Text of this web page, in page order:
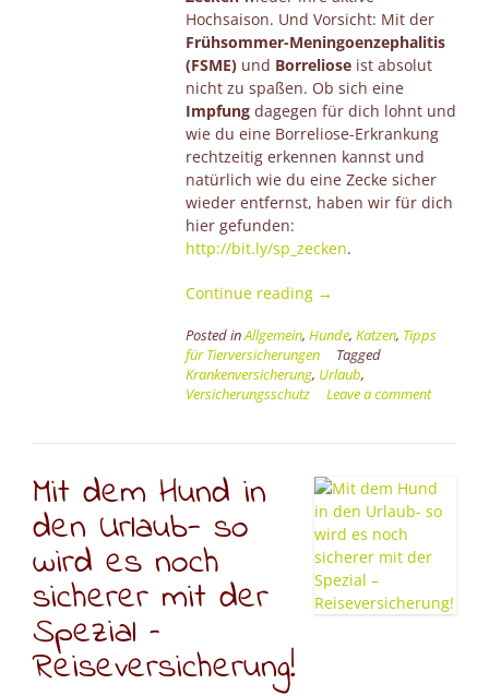
Hochsaison. Und Vorsicht: Mit der
Frühsommer-Meningoenzephalitis
(FSME)und Borrelioseist absolut
nicht zu spaßen. Ob sich eine
Impfungdagegen für dich lohnt und
wie du eine Borreliose-Erkrankung
rechtzeitig erkennen kannst und
natürlich wie du eine Zecke sicher
wieder entfernst, haben wir für dich
hier gefunden:
http://bit.ly/sp_zecken.
Continue reading “Kleiner
mit
großer
Wirkung
immer
sehr
gefährlich
für
dich”
→
Posted inAllgemein, Hunde, Katzen, Tipps
für Tierversicherungen
Tagged
Krankenversicherung, Urlaub,
Versicherungsschutz
Leave a comment
Mit dem Hund in
den Urlaub- so
wird es noch
sicherer mit der
Spezial –
Reiseversicherung!